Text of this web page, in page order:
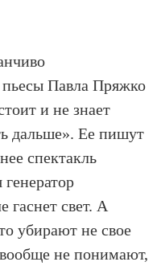
Павла Пряжко
и не знает
дальше». Ее пишут
спектакль
гаснет свет. А
убирают не свое
не понимают,